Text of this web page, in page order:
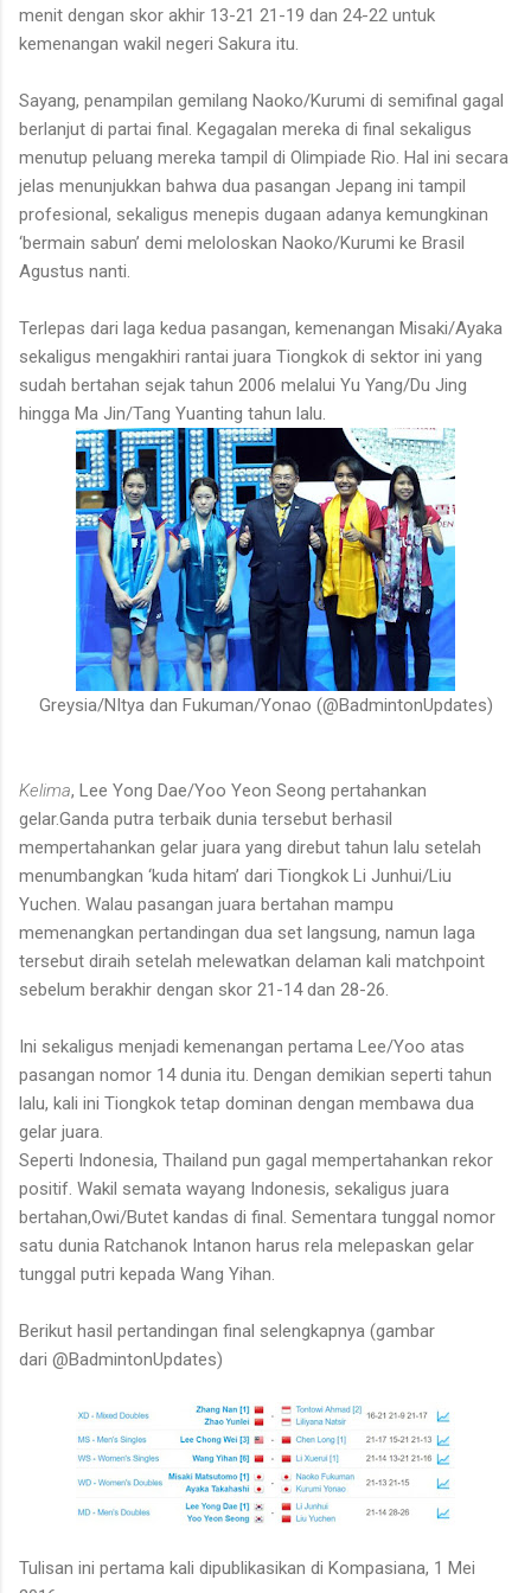
menit dengan skor akhir 13-21 21-19 dan 24-22 untuk
kemenangan wakil negeri Sakura itu.
Sayang, penampilan gemilang Naoko/Kurumi di semifinal gagal
berlanjut di partai final. Kegagalan mereka di final sekaligus
menutup peluang mereka tampil di Olimpiade Rio. Hal ini secara
jelas menunjukkan bahwa dua pasangan Jepang ini tampil
profesional, sekaligus menepis dugaan adanya kemungkinan
‘bermain sabun’ demi meloloskan Naoko/Kurumi ke Brasil
Agustus nanti.
Terlepas dari laga kedua pasangan, kemenangan Misaki/Ayaka
sekaligus mengakhiri rantai juara Tiongkok di sektor ini yang
sudah bertahan sejak tahun 2006 melalui Yu Yang/Du Jing
hingga Ma Jin/Tang Yuanting tahun lalu.
Greysia/NItya dan Fukuman/Yonao (@BadmintonUpdates)
Kelima, Lee Yong Dae/Yoo Yeon Seong pertahankan
gelar.Ganda putra terbaik dunia tersebut berhasil
mempertahankan gelar juara yang direbut tahun lalu setelah
menumbangkan ‘kuda hitam’ dari Tiongkok Li Junhui/Liu
Yuchen. Walau pasangan juara bertahan mampu
memenangkan pertandingan dua set langsung, namun laga
tersebut diraih setelah melewatkan delaman kali matchpoint
sebelum berakhir dengan skor 21-14 dan 28-26.
Ini sekaligus menjadi kemenangan pertama Lee/Yoo atas
pasangan nomor 14 dunia itu. Dengan demikian seperti tahun
lalu, kali ini Tiongkok tetap dominan dengan membawa dua
gelar juara.
Seperti Indonesia, Thailand pun gagal mempertahankan rekor
positif. Wakil semata wayang Indonesis, sekaligus juara
bertahan,Owi/Butet kandas di final. Sementara tunggal nomor
satu dunia Ratchanok Intanon harus rela melepaskan gelar
tunggal putri kepada Wang Yihan.
Berikut hasil pertandingan final selengkapnya (gambar
dari @BadmintonUpdates)
Tulisan ini pertama kali dipublikasikan di Kompasiana, 1 Mei